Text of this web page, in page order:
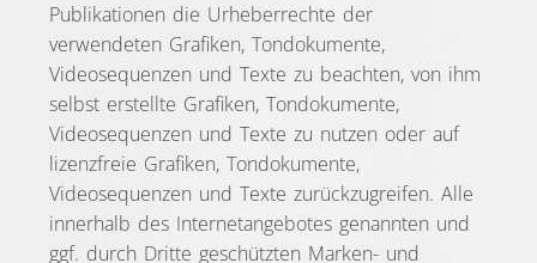
Publikationen die Urheberrechte der
verwendeten Grafiken, Tondokumente,
Videosequenzen und Texte zu beachten, von ihm
selbst erstellte Grafiken, Tondokumente,
Videosequenzen und Texte zu nutzen oder auf
lizenzfreie Grafiken, Tondokumente,
Videosequenzen und Texte zurückzugreifen. Alle
innerhalb des Internetangebotes genannten und
ggf. durch Dritte geschützten Marken- und